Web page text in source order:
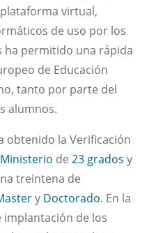
virtual,
de uso por los
permitido una rápida
de Educación
tanto por parte del
alumnos.
obtenido la Verificación
Ministerio de 23 grados y
treintena de
y Doctorado. En la
de los